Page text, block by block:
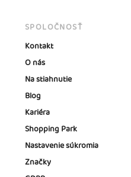
SPOLOČNOSŤ
Kontakt
O nás
Na stiahnutie
Blog
Kariéra
Shopping Park
Nastavenie súkromia
Značky